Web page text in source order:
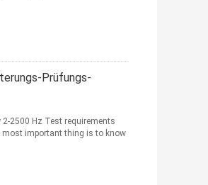
Prüfungs-
2500 Hz Test requirements
most important thing is to know